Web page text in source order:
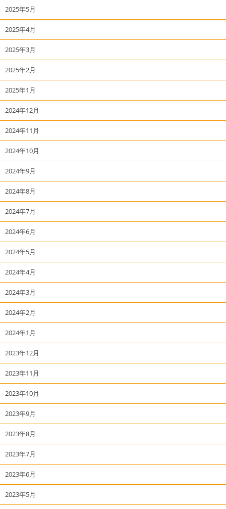
2025年5月
2025年4月
2025年3月
2025年2月
2025年1月
2024年12月
2024年11月
2024年10月
2024年9月
2024年8月
2024年7月
2024年6月
2024年5月
2024年4月
2024年3月
2024年2月
2024年1月
2023年12月
2023年11月
2023年10月
2023年9月
2023年8月
2023年7月
2023年6月
2023年5月